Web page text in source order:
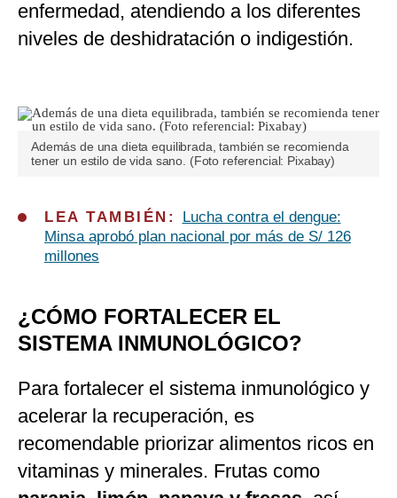
enfermedad, atendiendo a los diferentes
niveles de deshidratación o indigestión.
Además de una dieta equilibrada, también se recomienda
tener un estilo de vida sano. (Foto referencial: Pixabay)
LEA TAMBIÉN:
Lucha contra el dengue:
Minsa aprobó plan nacional por más de S/ 126
millones
¿CÓMO FORTALECER EL
SISTEMA INMUNOLÓGICO?
Para fortalecer el sistema inmunológico y
acelerar la recuperación, es
recomendable priorizar alimentos ricos en
vitaminas y minerales. Frutas como